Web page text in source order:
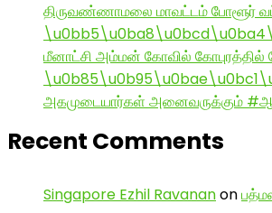
திருவண்ணாமலை மாவட்டம் போளூர்
மீனாட்சி அம்மன் கோவில் கோபுரத்தில்
அகமுடையார்கள் அனைவருக்கும்
Recent Comments
Singapore Ezhil Ravananon